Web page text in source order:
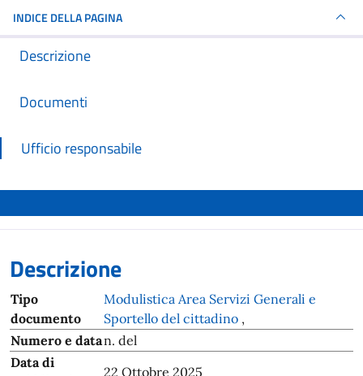
INDICE DELLA PAGINA
Descrizione
Documenti
Ufficio responsabile
Descrizione
Tipo
documento
Modulistica Area Servizi Generali e
Sportello del cittadino ,
Numero e datan. del
Data di
22 Ottobre 2025